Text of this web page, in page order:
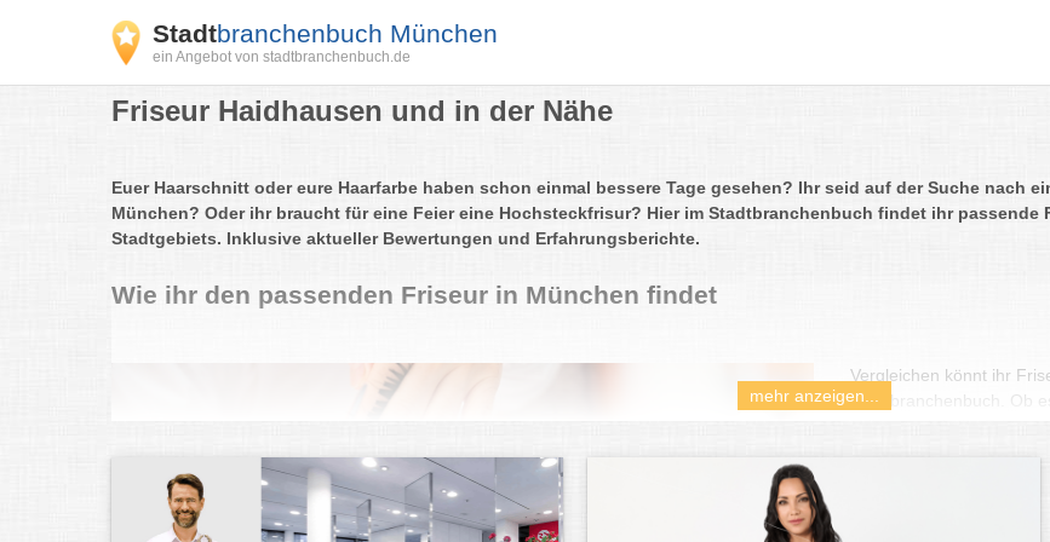
Stadtbranchenbuch München
ein Angebot von stadtbranchenbuch.de
Friseur Haidhausen und in der Nähe
Euer Haarschnitt oder eure Haarfarbe haben schon einmal bessere Tage gesehen? Ihr seid auf der Suche nach
München? Oder ihr braucht für eine Feier eine Hochsteckfrisur? Hier im Stadtbranchenbuch findet ihr passende
Stadtgebiets. Inklusive aktueller Bewertungen und Erfahrungsberichte.
Wie ihr den passenden Friseur in München findet
Vergleichen könnt ihr
Stadtbranchenbuch. Ob
Friseur spielen dabei
beherrschen, sondern
mehr anzeigen...